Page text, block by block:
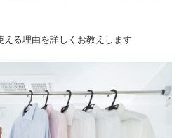
える理由を詳しくお教えします